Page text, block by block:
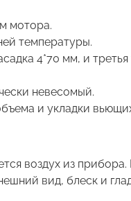
мотора.
температуры.
4*70 мм, и
невесомый.
и укладки
воздух из
вид, блеск и